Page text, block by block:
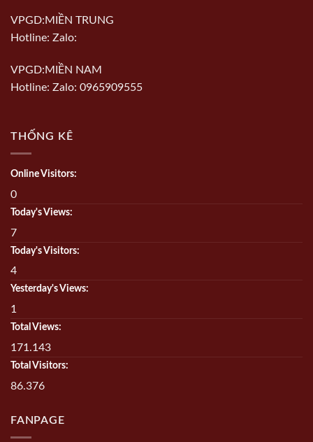
VPGD:MIỀN TRUNG
Hotline: Zalo:
VPGD:MIỀN NAM
Hotline: Zalo: 0965909555
THỐNG KÊ
Online Visitors:
0
Today's Views:
7
Today's Visitors:
4
Yesterday's Views:
1
Total Views:
171.143
Total Visitors:
86.376
FANPAGE